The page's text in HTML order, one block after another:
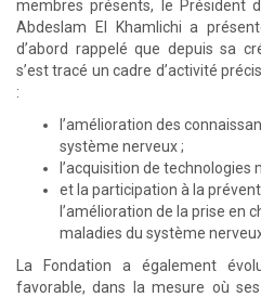
membres présents, le Président
Abdeslam El Khamlichi a
d’abord rappelé que depuis sa
s’est tracé un cadre d’activité
:
l’amélioration des
système nerveux ;
l’acquisition de technologies
et la participation à la
l’amélioration de la prise en
maladies du système
La Fondation a également
favorable, dans la mesure où